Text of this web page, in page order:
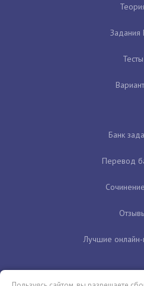
Задания
Тесты
Банк
Перевод
Лучшие